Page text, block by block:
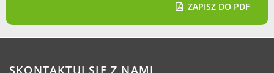
Urząd statystyczny w Poznaniu
Instytut Rozwoju Wsi i Rolnictwa
Polskiej Akademii Nauk
Wielkopolski Park Narodowy
ZAPISZ DO PDF
SKONTAKTUJ SIĘ Z NAMI